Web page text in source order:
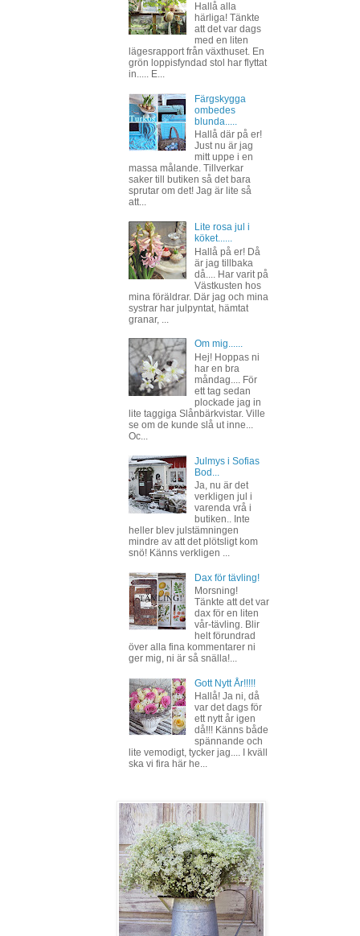
Hallå alla
härliga! Tänkte
att det var dags
med en liten
lägesrapport från växthuset. En
grön loppisfyndad stol har flyttat
in..... E...
Färgskygga
ombedes
blunda.....
Hallå där på er!
Just nu är jag
mitt uppe i en
massa målande. Tillverkar
saker till butiken så det bara
sprutar om det! Jag är lite så
att...
Lite rosa jul i
köket......
Hallå på er! Då
är jag tillbaka
då.... Har varit på
Västkusten hos
mina föräldrar. Där jag och mina
systrar har julpyntat, hämtat
granar, ...
Om mig......
Hej! Hoppas ni
har en bra
måndag.... För
ett tag sedan
plockade jag in
lite taggiga Slånbärkvistar. Ville
se om de kunde slå ut inne...
Oc...
Julmys i Sofias
Bod...
Ja, nu är det
verkligen jul i
varenda vrå i
butiken.. Inte
heller blev julstämningen
mindre av att det plötsligt kom
snö! Känns verkligen ...
Dax för tävling!
Morsning!
Tänkte att det var
dax för en liten
vår-tävling. Blir
helt förundrad
över alla fina kommentarer ni
ger mig, ni är så snälla!...
Gott Nytt År!!!!!
Hallå! Ja ni, då
var det dags för
ett nytt år igen
då!!! Känns både
spännande och
lite vemodigt, tycker jag.... I kväll
ska vi fira här he...